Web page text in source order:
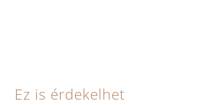
Ez is érdekelhet